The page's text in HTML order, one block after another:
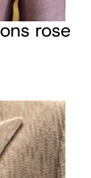
rose